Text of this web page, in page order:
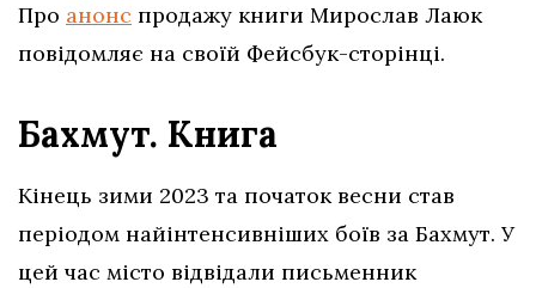
Про анонс продажу книги Мирослав Лаюк
повідомляє на своїй Фейсбук-сторінці.
Бахмут. Книга
Кінець зими 2023 та початок весни став
періодом найінтенсивніших боїв за Бахмут. У
цей час місто відвідали письменник